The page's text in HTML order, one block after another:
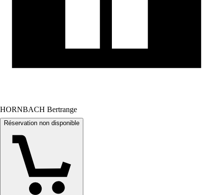
HORNBACH Bertrange
Réservation non disponible